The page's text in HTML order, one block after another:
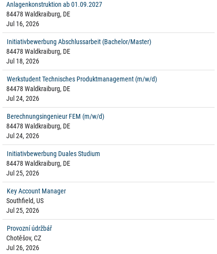
Anlagenkonstruktion ab 01.09.2027
84478 Waldkraiburg, DE
Jul 16, 2026
Initiativbewerbung Abschlussarbeit (Bachelor/Master)
84478 Waldkraiburg, DE
Jul 18, 2026
Werkstudent Technisches Produktmanagement (m/w/d)
84478 Waldkraiburg, DE
Jul 24, 2026
Berechnungsingenieur FEM (m/w/d)
84478 Waldkraiburg, DE
Jul 24, 2026
Initiativbewerbung Duales Studium
84478 Waldkraiburg, DE
Jul 25, 2026
Key Account Manager
Southfield, US
Jul 25, 2026
Provozní údržbář
Chotěšov, CZ
Jul 26, 2026